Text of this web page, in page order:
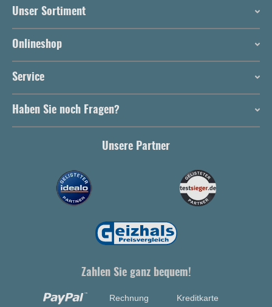
Unser Sortiment
Onlineshop
Service
Haben Sie noch Fragen?
Unsere Partner
Zahlen Sie ganz bequem!
Rechnung Kreditkarte